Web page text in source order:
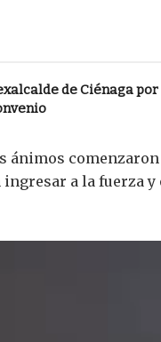
de Ciénaga por
ánimos comenzaron
a la fuerza y